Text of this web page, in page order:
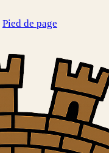
Pied de page